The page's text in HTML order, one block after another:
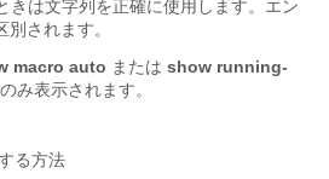
きは文字列を正確に使用します。エン
別されます。
macro auto または show running-
み表示されます。
る方法